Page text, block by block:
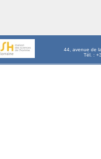
44, avenue de
Tél. :